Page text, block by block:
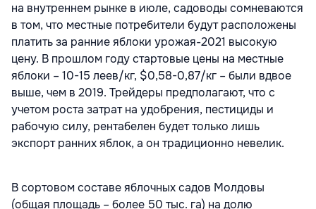
на внутреннем рынке в июле, садоводы сомневаются
в том, что местные потребители будут расположены
платить за ранние яблоки урожая-2021 высокую
цену. В прошлом году стартовые цены на местные
яблоки – 10-15 леев/кг, $0,58-0,87/кг – были вдвое
выше, чем в 2019. Трейдеры предполагают, что с
учетом роста затрат на удобрения, пестициды и
рабочую силу, рентабелен будет только лишь
экспорт ранних яблок, а он традиционно невелик.
В сортовом составе яблочных садов Молдовы
(общая площадь – более 50 тыс. га) на долю